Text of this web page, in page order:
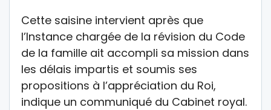
Cette saisine intervient après que
l’Instance chargée de la révision du Code
de la famille ait accompli sa mission dans
les délais impartis et soumis ses
propositions à l’appréciation du Roi,
indique un communiqué du Cabinet royal.